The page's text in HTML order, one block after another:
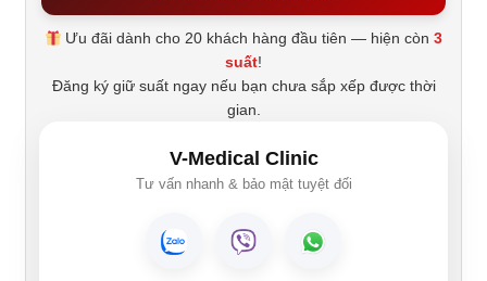
Ưu đãi dành cho 20 khách hàng đầu tiên — hiện còn3
suất!
Đăng ký giữ suất ngay nếu bạn chưa sắp xếp được thời
gian.
V-Medical Clinic
Tư vấn nhanh & bảo mật tuyệt đối